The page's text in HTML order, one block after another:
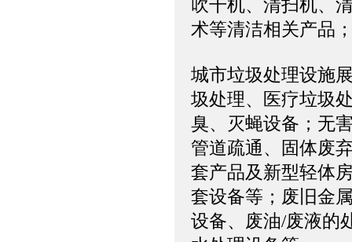
吹干机、清扫机、
术等清洁相关产品
城市垃圾处理设施
圾处理、医疗垃圾
臭、灭蝇设备；无
管道疏通、固体废
套产品及新型轻体
套设备等；废旧金
设备、废油/废液的